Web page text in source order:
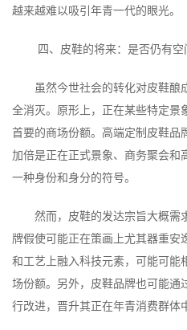
越来越难以吸引年青一代的眼光。
四、皮鞋的将来：是否仍有空
虽然今世社会的转化对皮鞋酿
全消灭。原形上，正在某些特定景
首要的商场份额。高端定制皮鞋品
加倍是正在正式景象、商务聚会和
一种身份和身分的符号。
然而，皮鞋的发达宗旨大概需
牌假使可能正在策画上尤其器重安
和工艺上融入科技元素，可能可能
场份额。另外，皮鞋品牌也可能通
行改进，晋升其正在年青消费群体